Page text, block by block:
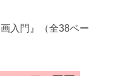
入門』（全38ペー